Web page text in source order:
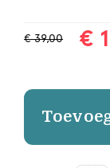
€ 39,00 €